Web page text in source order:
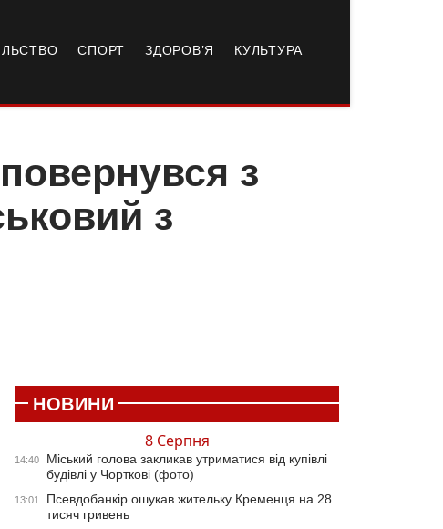
СПОРТ ЗДОРОВ’Я КУЛЬТУРА
з
з
НОВИНИ
8 Серпня
14:40
Міський голова закликав утриматися від купівлі
будівлі у Чорткові (фото)
13:01
Псевдобанкір ошукав жительку Кременця на 28
тисяч гривень